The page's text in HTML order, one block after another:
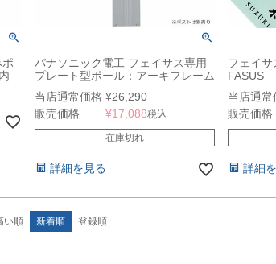
パナソニック電工 フェイサス専用
プレート型ポール：アーキフレーム
Hタイプ
当店通常価格 ¥26,290
販売価格
¥17,088税込
在庫切れ
詳細を見る
フェイ
FASUS
ポスト別
当店通常
販売価
詳細
い順 新着順 登録順